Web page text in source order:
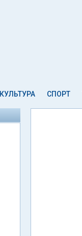
КУЛЬТУРА СПОРТ